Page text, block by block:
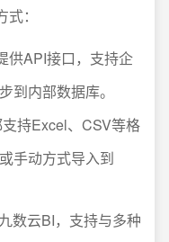
：
供API接口，支持企
到内部数据库。
持Excel、CSV等格
手动方式导入到
数云BI，支持与多种